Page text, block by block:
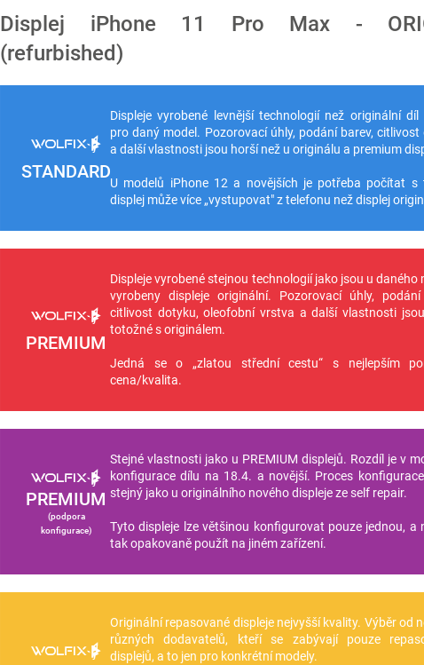
Displej iPhone 11 Pro Max -
(refurbished)
STANDARD
Displeje vyrobené levnější technologií než originální díl
pro daný model. Pozorovací úhly, podání barev,
a další vlastnosti jsou horší než u originálu a premium
U modelů iPhone 12 a novějších je potřeba počítat s
displej může více „vystupovat" z telefonu než displej
PREMIUM
Displeje vyrobené stejnou technologií jako jsou u daného
vyrobeny displeje originální. Pozorovací úhly, podání
citlivost dotyku, oleofobní vrstva a další vlastnosti
totožné s originálem.
Jedná se o „zlatou střední cestu“ s nejlepším
cena/kvalita.
PREMIUM
(podpora
konfigurace)
Stejné vlastnosti jako u PREMIUM displejů. Rozdíl je v
konfigurace dílu na 18.4. a novější. Proces
stejný jako u originálního nového displeje ze self repair.
Tyto displeje lze většinou konfigurovat pouze jednou, a
tak opakovaně použít na jiném zařízení.
Originální repasované displeje nejvyšší kvality. Výběr od
různých dodavatelů, kteří se zabývají pouze
displejů, a to jen pro konkrétní modely.